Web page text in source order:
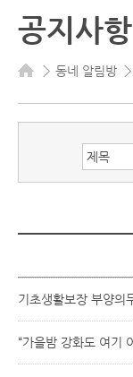
공지사항
동네 알림방
기초생활보장 부양의
“가을밤 강화도 여기